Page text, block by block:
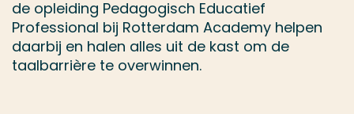
de opleiding Pedagogisch Educatief
Professional bij Rotterdam Academy helpen
daarbij en halen alles uit de kast om de
taalbarrière te overwinnen.